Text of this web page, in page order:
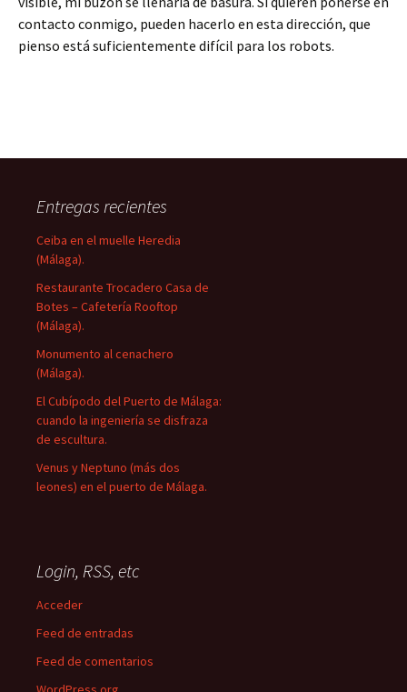
contacto conmigo, pueden hacerlo en esta dirección, que
pienso está suficientemente difícil para los robots.
Entregas recientes
Ceiba en el muelle Heredia
(Málaga).
Restaurante Trocadero Casa de
Botes – Cafetería Rooftop
(Málaga).
Monumento al cenachero
(Málaga).
El Cubípodo del Puerto de Málaga:
cuando la ingeniería se disfraza
de escultura.
Venus y Neptuno (más dos
leones) en el puerto de Málaga.
Login, RSS, etc
Acceder
Feed de entradas
Feed de comentarios